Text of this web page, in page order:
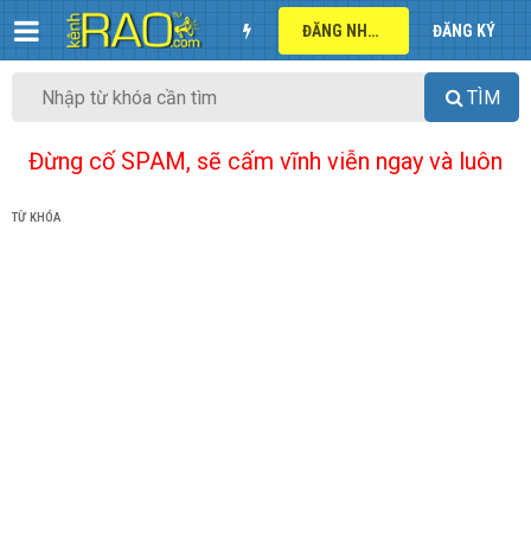
ĐĂNG NHẬP ĐĂNG KÝ
TÌM
Đừng cố SPAM, sẽ cấm vĩnh viễn ngay và luôn
TỪ KHÓA